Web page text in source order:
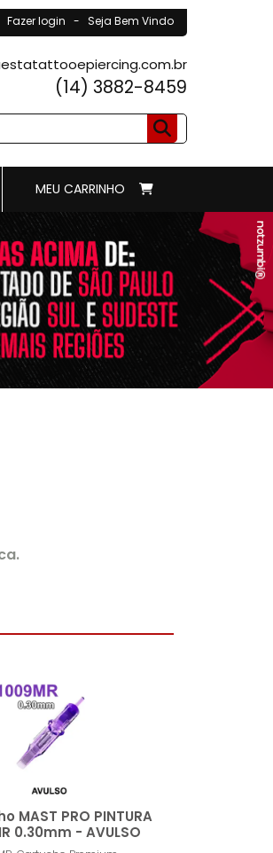
Fazer login - Seja Bem Vindo
(14) 3882-8459
MEU CARRINHO
MAST PRO PINTURA
0.30mm - AVULSO